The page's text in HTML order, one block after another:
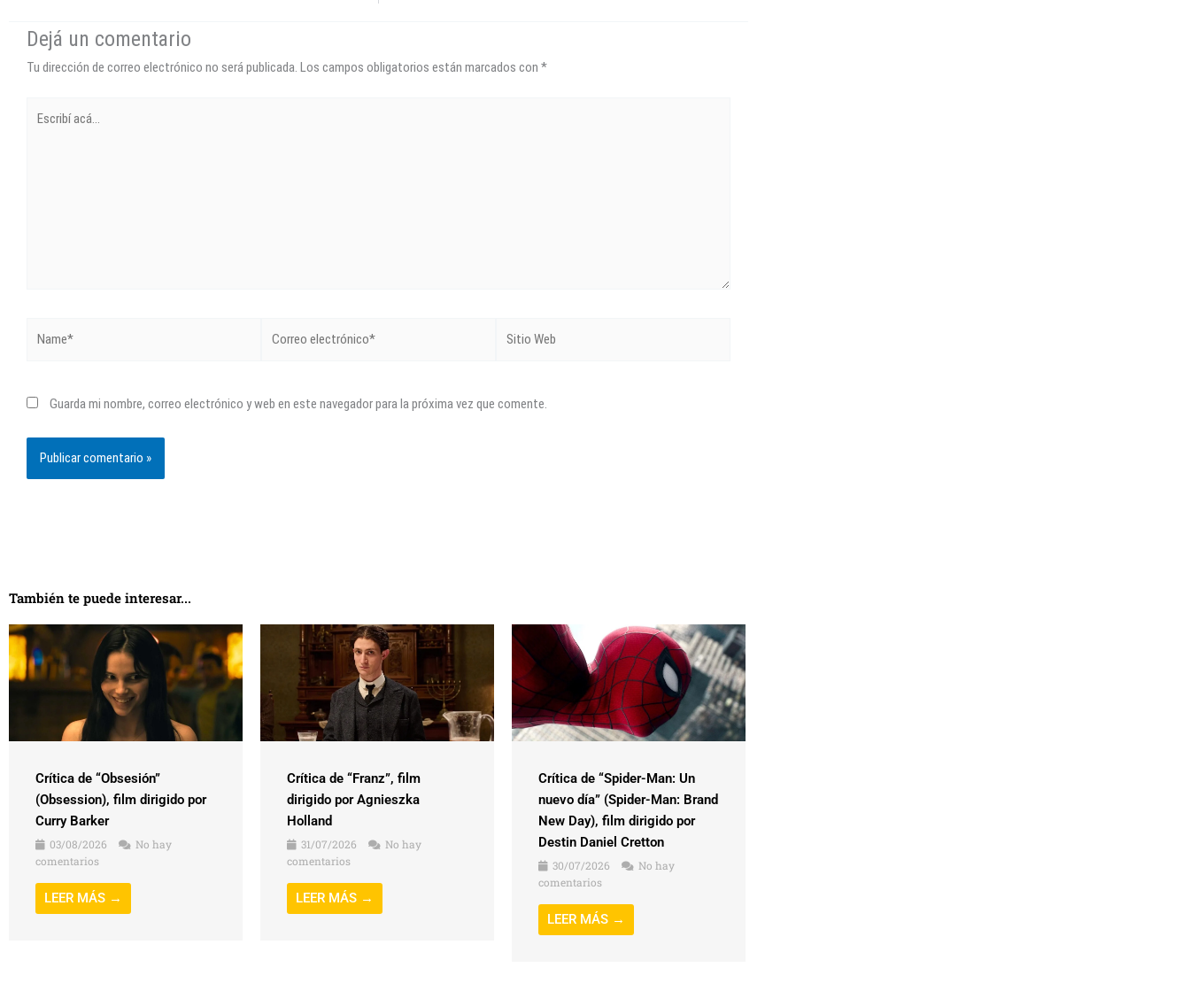
Dejá un comentario
Tu dirección de correo electrónico no será publicada. Los campos obligatorios están marcados con *
acá...
electrónico*
Web
Guarda mi nombre, correo electrónico y web en este navegador para la próxima vez que comente.
También te puede interesar...
Crítica de “Obsesión”
(Obsession), film dirigido por
Curry Barker
03/08/2026
No hay
comentarios
LEER MÁS →
Crítica de “Franz”, film
dirigido por Agnieszka
Holland
31/07/2026
No hay
comentarios
LEER MÁS →
Crítica de “Spider-Man: Un
nuevo día” (Spider-Man: Brand
New Day), film dirigido por
Destin Daniel Cretton
30/07/2026
No hay
comentarios
LEER MÁS →